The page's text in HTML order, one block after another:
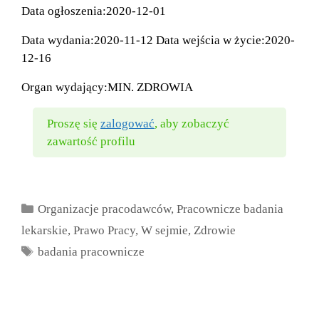
Data ogłoszenia:2020-12-01
Data wydania:2020-11-12 Data wejścia w życie:2020-
12-16
Organ wydający:MIN. ZDROWIA
Proszę się zalogować, aby zobaczyć
zawartość profilu
Kategorie
Organizacje pracodawców,Pracownicze badania
lekarskie, Prawo Pracy, W sejmie, Zdrowie
Tagi
badania pracownicze